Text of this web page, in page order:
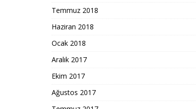
Temmuz 2018
Haziran 2018
Ocak 2018
Aralık 2017
Ekim 2017
Ağustos 2017